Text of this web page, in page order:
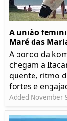
A união
Maré das
A bordo da
chegam a
quente, ritmo
fortes e
Added November